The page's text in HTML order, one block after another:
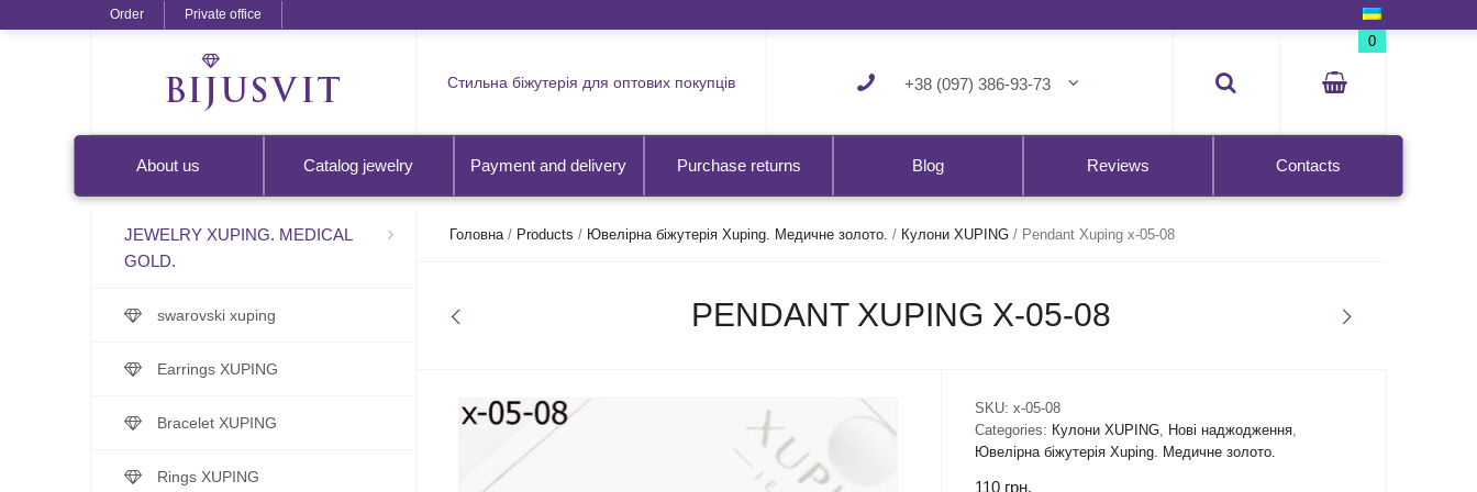
Order Private office
Стильна біжутерія для оптових покупців +38 (097) 386-93-73
0
About us Catalog jewelry Payment and delivery Purchase returns Blog Reviews Contacts
JEWELRY XUPING. MEDICAL
GOLD.
swarovski xuping
Earrings XUPING
Bracelet XUPING
Rings XUPING
Головна/ Products / Ювелірна біжутерія Xuping. Медичне золото. / Кулони XUPING/ Pendant Xuping x-05-08
PENDANT XUPING X-05-08
SKU: x-05-08
Categories: Кулони XUPING, Нові наджодження,
Ювелірна біжутерія Xuping. Медичне золото.
110 грн.